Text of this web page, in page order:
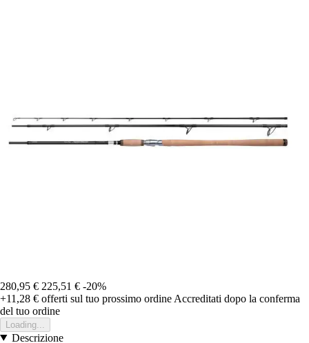
280,95 € 225,51 € -20%
+11,28 € offerti sul tuo prossimo ordine Accreditati dopo la conferma
del tuo ordine
Loading...
Descrizione